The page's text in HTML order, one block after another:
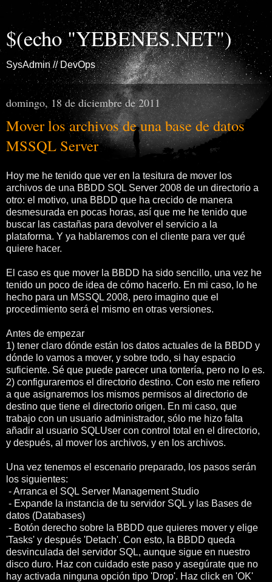
$(echo "YEBENES.NET")
SysAdmin // DevOps
domingo, 18 de diciembre de 2011
Mover los archivos de una base de datos
MSSQL Server
Hoy me he tenido que ver en la tesitura de mover los
archivos de una BBDD SQL Server 2008 de un directorio a
otro: el motivo, una BBDD que ha crecido de manera
desmesurada en pocas horas, así que me he tenido que
buscar las castañas para devolver el servicio a la
plataforma. Y ya hablaremos con el cliente para ver qué
quiere hacer.
El caso es que mover la BBDD ha sido sencillo, una vez he
tenido un poco de idea de cómo hacerlo. En mi caso, lo he
hecho para un MSSQL 2008, pero imagino que el
procedimiento será el mismo en otras versiones.
Antes de empezar
1) tener claro dónde están los datos actuales de la BBDD y
dónde lo vamos a mover, y sobre todo, si hay espacio
suficiente. Sé que puede parecer una tontería, pero no lo es.
2) configuraremos el directorio destino. Con esto me refiero
a que asignaremos los mismos permisos al directorio de
destino que tiene el directorio origen. En mi caso, que
trabajo con un usuario administrador, sólo me hizo falta
añadir al usuario SQLUser con control total en el directorio,
y después, al mover los archivos, y en los archivos.
Una vez tenemos el escenario preparado, los pasos serán
los siguientes:
- Arranca el SQL Server Management Studio
- Expande la instancia de tu servidor SQL y las Bases de
datos (Databases)
- Botón derecho sobre la BBDD que quieres mover y elige
'Tasks' y después 'Detach'. Con esto, la BBDD queda
desvinculada del servidor SQL, aunque sigue en nuestro
disco duro. Haz con cuidado este paso y asegúrate que no
hay activada ninguna opción tipo 'Drop'. Haz click en 'OK'